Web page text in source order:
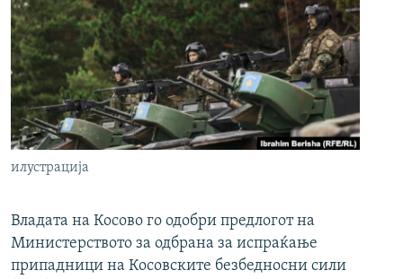
илустрација
Владата на Косово го одобри предлогот на
Министерството за одбрана за испраќање
припадници на Косовските безбедносни сили